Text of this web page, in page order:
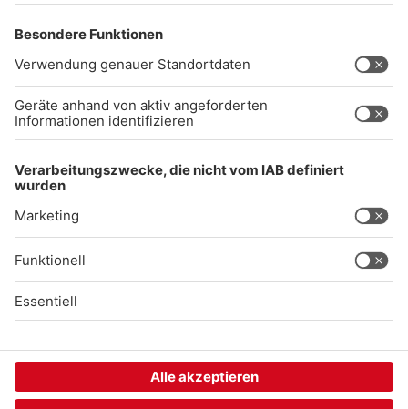
Impressum
Audiothek
Unexpected Application Error!
crypto.randomUUID is not a function
at https://chat-embed.branchly.io/assets/
at https://chat-embed.branchly.io/assets/
at dL (https://chat-embed.branchly.io/assets/
at https://chat-embed.branchly.io/assets/